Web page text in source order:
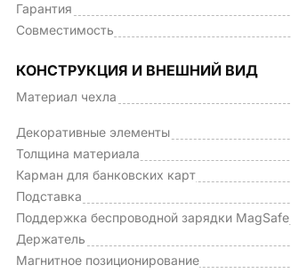
Гарантия
Совместимость
КОНСТРУКЦИЯ И ВНЕШНИЙ ВИД
Материал чехла
Декоративные элементы
Толщина материала
Карман для банковских карт
Подставка
Поддержка беспроводной зарядки MagSafe
Держатель
Магнитное позиционирование